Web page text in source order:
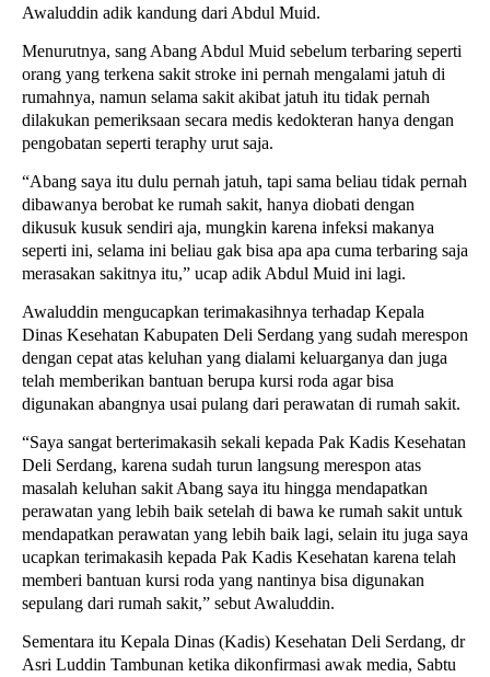
Awaluddin adik kandung dari Abdul Muid.
Menurutnya, sang Abang Abdul Muid sebelum terbaring seperti
orang yang terkena sakit stroke ini pernah mengalami jatuh di
rumahnya, namun selama sakit akibat jatuh itu tidak pernah
dilakukan pemeriksaan secara medis kedokteran hanya dengan
pengobatan seperti teraphy urut saja.
“Abang saya itu dulu pernah jatuh, tapi sama beliau tidak pernah
dibawanya berobat ke rumah sakit, hanya diobati dengan
dikusuk kusuk sendiri aja, mungkin karena infeksi makanya
seperti ini, selama ini beliau gak bisa apa apa cuma terbaring saja
merasakan sakitnya itu,” ucap adik Abdul Muid ini lagi.
Awaluddin mengucapkan terimakasihnya terhadap Kepala
Dinas Kesehatan Kabupaten Deli Serdang yang sudah merespon
dengan cepat atas keluhan yang dialami keluarganya dan juga
telah memberikan bantuan berupa kursi roda agar bisa
digunakan abangnya usai pulang dari perawatan di rumah sakit.
“Saya sangat berterimakasih sekali kepada Pak Kadis Kesehatan
Deli Serdang, karena sudah turun langsung merespon atas
masalah keluhan sakit Abang saya itu hingga mendapatkan
perawatan yang lebih baik setelah di bawa ke rumah sakit untuk
mendapatkan perawatan yang lebih baik lagi, selain itu juga saya
ucapkan terimakasih kepada Pak Kadis Kesehatan karena telah
memberi bantuan kursi roda yang nantinya bisa digunakan
sepulang dari rumah sakit,” sebut Awaluddin.
Sementara itu Kepala Dinas (Kadis) Kesehatan Deli Serdang, dr
Asri Luddin Tambunan ketika dikonfirmasi awak media, Sabtu